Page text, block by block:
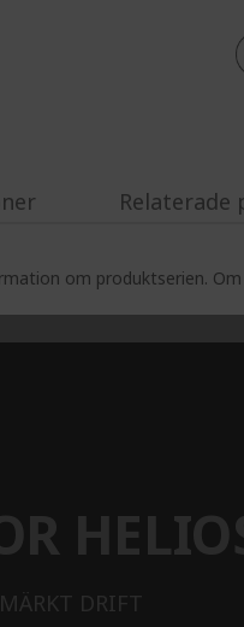
om produktserien.
Relaterade